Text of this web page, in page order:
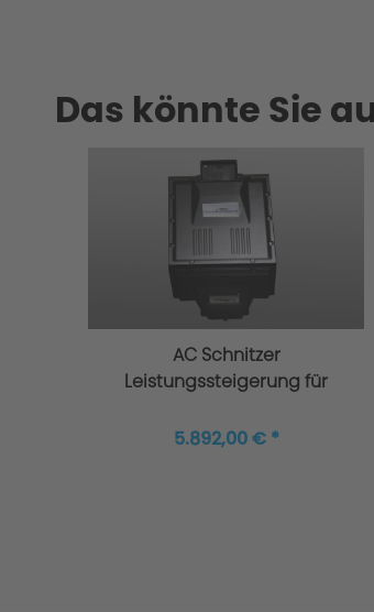
Kreatives Design
Das könnte Sie
AC Schnitzer
Leistungssteigerung für
G80/G81
5.892,00 € *